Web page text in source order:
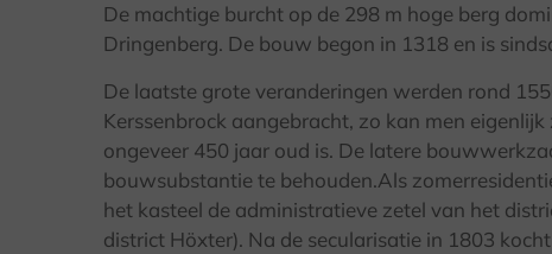
De machtige burcht op de 298 m hoge berg
Dringenberg. De bouw begon in 1318 en is
De laatste grote veranderingen werden rond
Kerssenbrock aangebracht, zo kan men
ongeveer 450 jaar oud is. De latere
bouwsubstantie te behouden.Als
het kasteel de administratieve zetel van het
district Höxter). Na de secularisatie in 1803